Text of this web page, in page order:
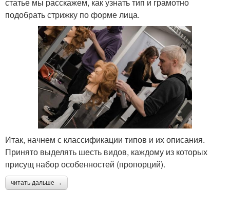
подобрать стрижку по форме лица.
Итак, начнем с классификации типов и их описания.
Принято выделять шесть видов, каждому из которых
присущ набор особенностей (пропорций).
читать дальше →